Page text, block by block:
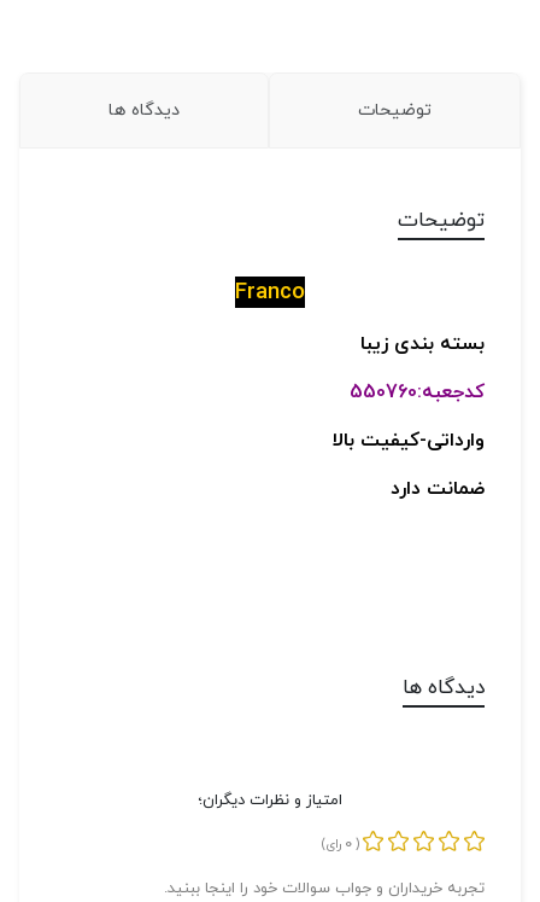
توضیحات دیدگاه ها
توضیحات
Franco
بسته بندی زیبا
کدجعبه:550760
وارداتی-کیفیت بالا
ضمانت دارد
دیدگاه ها
امتیاز و نظرات دیگران؛
(
0 رای)
تجربه خریداران و جواب سوالات خود را اینجا ببنید.